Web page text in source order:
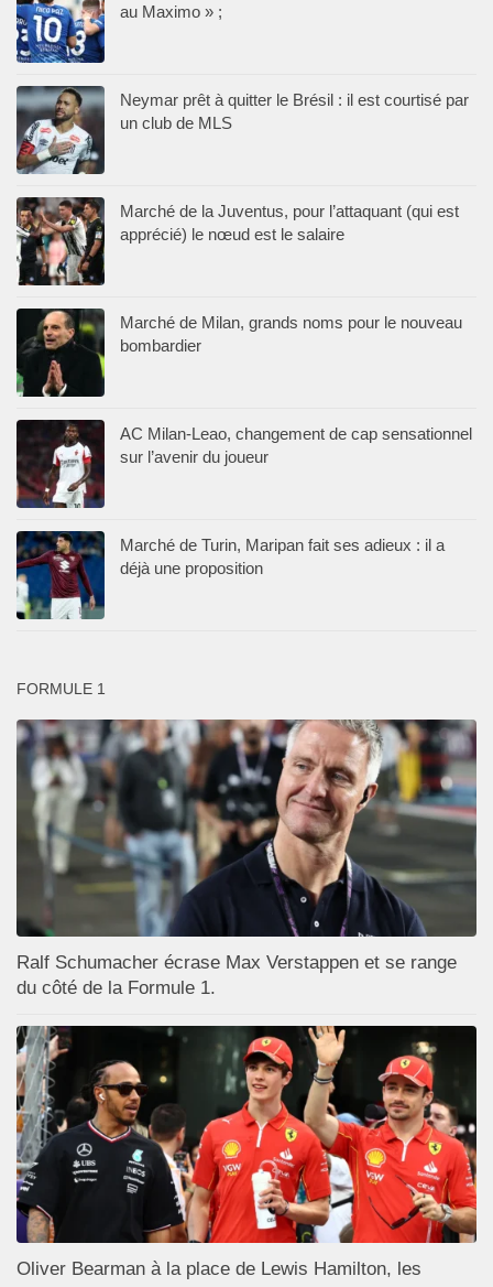
au Maximo » ;
Neymar prêt à quitter le Brésil : il est courtisé par
un club de MLS
Marché de la Juventus, pour l’attaquant (qui est
apprécié) le nœud est le salaire
Marché de Milan, grands noms pour le nouveau
bombardier
AC Milan-Leao, changement de cap sensationnel
sur l’avenir du joueur
Marché de Turin, Maripan fait ses adieux : il a
déjà une proposition
FORMULE 1
Ralf Schumacher écrase Max Verstappen et se range
du côté de la Formule 1.
Oliver Bearman à la place de Lewis Hamilton, les